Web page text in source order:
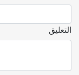
التعليق